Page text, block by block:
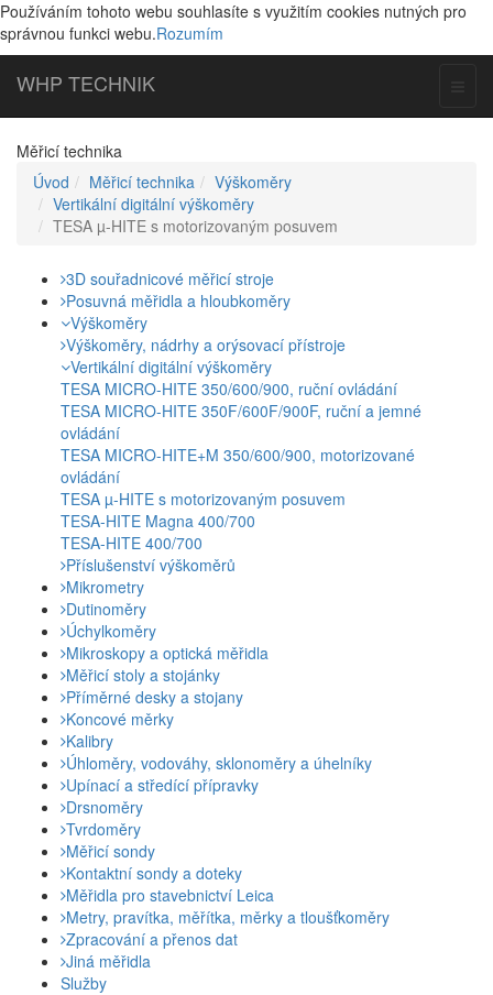
Používáním tohoto webu souhlasíte s využitím cookies nutných pro
správnou funkci webu.Rozumím
WHP TECHNIK
Měřicí technika
Úvod
Měřicí technika
Výškoměry
Vertikální digitální výškoměry
TESA µ-HITE s motorizovaným posuvem
3D souřadnicové měřicí stroje
Posuvná měřidla a hloubkoměry
Výškoměry
Výškoměry, nádrhy a orýsovací přístroje
Vertikální digitální výškoměry
TESA MICRO-HITE 350/600/900, ruční ovládání
TESA MICRO-HITE 350F/600F/900F, ruční a jemné
ovládání
TESA MICRO-HITE+M 350/600/900, motorizované
ovládání
TESA µ-HITE s motorizovaným posuvem
TESA-HITE Magna 400/700
TESA-HITE 400/700
Příslušenství výškoměrů
Mikrometry
Dutinoměry
Úchylkoměry
Mikroskopy a optická měřidla
Měřicí stoly a stojánky
Příměrné desky a stojany
Koncové měrky
Kalibry
Úhloměry, vodováhy, sklonoměry a úhelníky
Upínací a středící přípravky
Drsnoměry
Tvrdoměry
Měřicí sondy
Kontaktní sondy a doteky
Měřidla pro stavebnictví Leica
Metry, pravítka, měřítka, měrky a tloušťkoměry
Zpracování a přenos dat
Jiná měřidla
Služby